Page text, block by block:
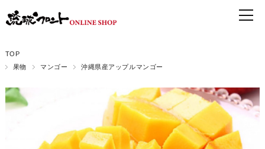
TOP
果物
マンゴー 沖縄県産アップルマンゴー